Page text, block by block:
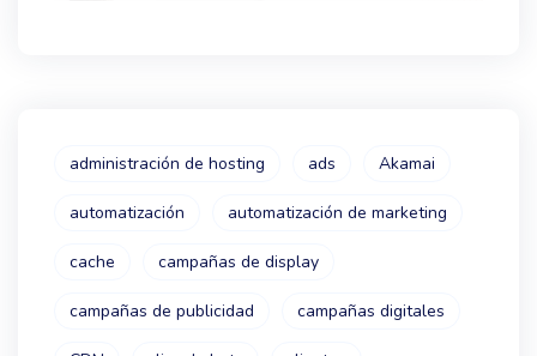
administración de hosting ads Akamai
automatización automatización de marketing
cache campañas de display
campañas de publicidad campañas digitales